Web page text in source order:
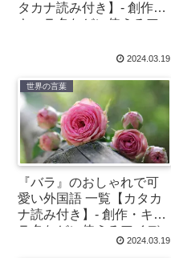
タカナ読み付き】- 創作・
キャラ名などに使えるア
2024.03.19
世界の言葉
『バラ』のおしゃれで可
愛い外国語 一覧【カタカ
ナ読み付き】- 創作・キャ
ラ名などに使えるアイデ
2024.03.19